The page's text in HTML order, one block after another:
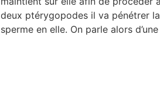
deux ptérygopodes il va pénétrer
sperme en elle. On parle alors